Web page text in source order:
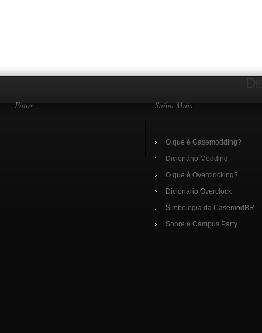
Fotos Saiba Mais
O que é Casemodding?
Dicionário Modding
O que é Overclocking?
Dicionário Overclock
Simbologia da CasemodBR
Sobre a Campus Party